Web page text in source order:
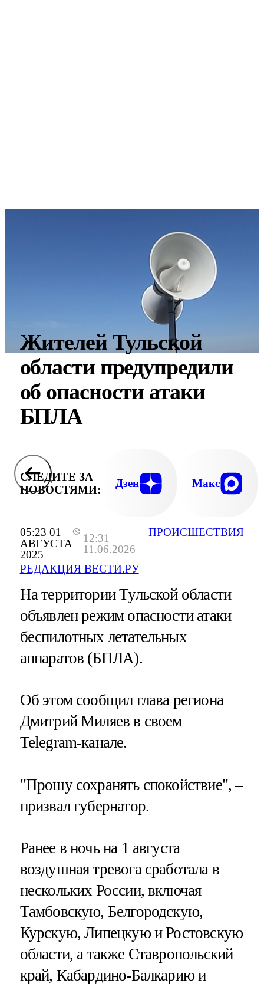
05:23 01
АВГУСТА
2025
12:31
11.06.2026
РЕДАКЦИЯ ВЕСТИ.РУ
ПРОИСШЕСТВИЯ
Жителей Тульской
области предупредили
об опасности атаки
БПЛА
СЛЕДИТЕ ЗА
НОВОСТЯМИ:
Дзен Макс
На территории Тульской области
объявлен режим опасности атаки
беспилотных летательных
аппаратов (БПЛА).
Об этом сообщил глава региона
Дмитрий Миляев в своем
Telegram-канале.
"Прошу сохранять спокойствие", –
призвал губернатор.
Ранее в ночь на 1 августа
воздушная тревога сработала в
нескольких России, включая
Тамбовскую, Белгородскую,
Курскую, Липецкую и Ростовскую
области, а также Ставропольский
край, Кабардино-Балкарию и